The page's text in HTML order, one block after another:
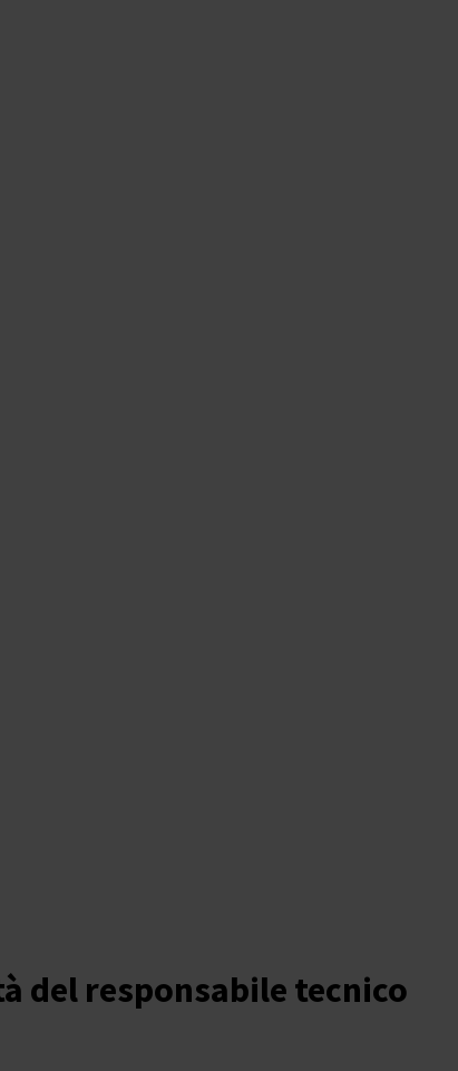
del responsabile tecnico